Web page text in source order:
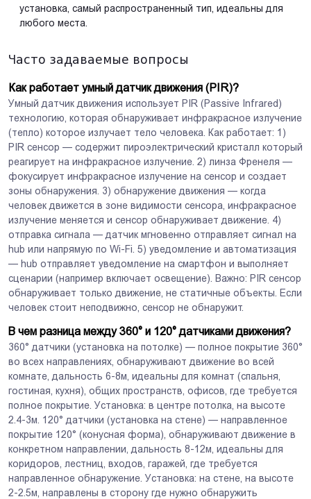
установка, самый распространенный тип, идеальны для
любого места.
Часто задаваемые вопросы
Как работает умный датчик движения (PIR)?
Умный датчик движения использует PIR (Passive Infrared)
технологию, которая обнаруживает инфракрасное излучение
(тепло) которое излучает тело человека. Как работает: 1)
PIR сенсор — содержит пироэлектрический кристалл который
реагирует на инфракрасное излучение. 2) линза Френеля —
фокусирует инфракрасное излучение на сенсор и создает
зоны обнаружения. 3) обнаружение движения — когда
человек движется в зоне видимости сенсора, инфракрасное
излучение меняется и сенсор обнаруживает движение. 4)
отправка сигнала — датчик мгновенно отправляет сигнал на
hub или напрямую по Wi-Fi. 5) уведомление и автоматизация
— hub отправляет уведомление на смартфон и выполняет
сценарии (например включает освещение). Важно: PIR сенсор
обнаруживает только движение, не статичные объекты. Если
человек стоит неподвижно, сенсор не обнаружит.
В чем разница между 360° и 120° датчиками движения?
360° датчики (установка на потолке) — полное покрытие 360°
во всех направлениях, обнаруживают движение во всей
комнате, дальность 6-8м, идеальны для комнат (спальня,
гостиная, кухня), общих пространств, офисов, где требуется
полное покрытие. Установка: в центре потолка, на высоте
2.4-3м. 120° датчики (установка на стене) — направленное
покрытие 120° (конусная форма), обнаруживают движение в
конкретном направлении, дальность 8-12м, идеальны для
коридоров, лестниц, входов, гаражей, где требуется
направленное обнаружение. Установка: на стене, на высоте
2-2.5м, направлены в сторону где нужно обнаружить